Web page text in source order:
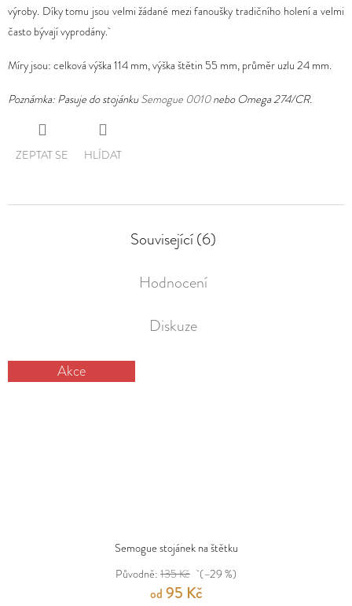
výroby. Díky tomu jsou velmi žádané mezi fanoušky tradičního holení a velmi
často bývají vyprodány.
Míry jsou: celková výška 114 mm, výška štětin 55 mm, průměr uzlu 24 mm.
Poznámka: Pasuje do stojánkuSemogue 0010nebo Omega 274/CR.
ZEPTAT SE HLÍDAT
Související (6)
Hodnocení
Diskuze
Akce
Semogue stojánek na štětku
Původně: 135 Kč (–29 %)
od 95 Kč